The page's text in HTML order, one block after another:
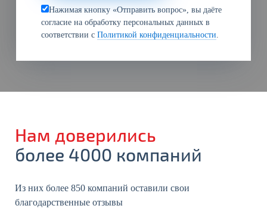
Нажимая кнопку «Отправить вопрос», вы даёте
согласие на обработку персональных данных в
соответствии с Политикой конфиденциальности.
Нам доверились
более 4000 компаний
Из них более 850 компаний оставили свои
благодарственные отзывы